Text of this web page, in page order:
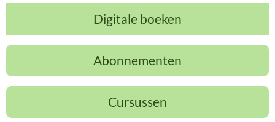
Digitale boeken
Abonnementen
Cursussen